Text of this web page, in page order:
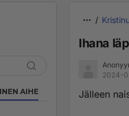
AIHE
Ihana
2024-
Jälleen